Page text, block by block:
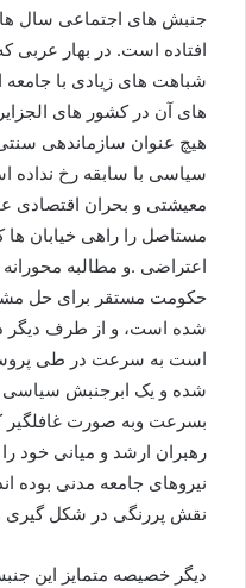
جنبش های اجتماعی سال
افتاده است. در بهار
شباهت های زیادی با جامعه
های آن در کشور های
هیچ عنوان سازماندهی
سیاسی با سابقه رخ نداده
معیشتی و بحران اقتصادی
مستاصل را راهی خیابان
اعتراضی .و مطالبه محورانه
حکومت مستقر برای حل
شده است، و از طرف دیگر
است به سرعت در طی
شده و یک ابرجنبش سیاسی
بسرعت وبه صورت غافلگیر
رهبران ارشد و میانی خود
نیروهای جامعه مدنی بوده
نقش پررنگی در شکل گیری
دیگر خصیصه متمایز این